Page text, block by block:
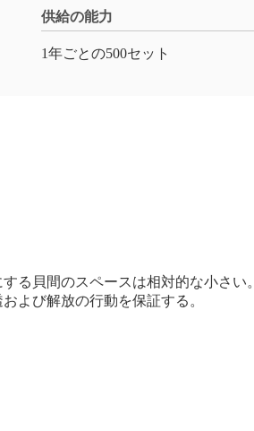
供給の能力
1年ごとの500セット
る貝間のスペースは相対的な小さい。
よび解放の行動を保証する。